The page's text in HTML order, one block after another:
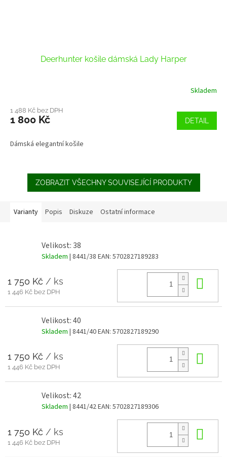
Deerhunter košile dámská Lady Harper
Skladem
1 488 Kč bez DPH
1 800 Kč DETAIL
Dámská elegantní košile
ZOBRAZIT VŠECHNY SOUVISEJÍCÍ PRODUKTY
Varianty Popis Diskuze Ostatní informace
Velikost: 38
Skladem | 8441/38 EAN: 5702827189283
1 750 Kč / ks
1 446 Kč bez DPH
Velikost: 40
Skladem | 8441/40EAN: 5702827189290
1 750 Kč / ks
1 446 Kč bez DPH
Velikost: 42
Skladem | 8441/42EAN: 5702827189306
1 750 Kč / ks
1 446 Kč bez DPH